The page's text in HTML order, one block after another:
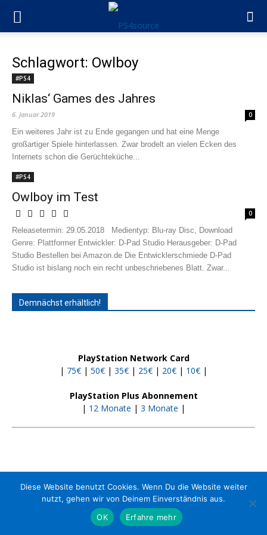
Schlagwort: Owlboy
#PS4
Niklas‘ Games des Jahres
6. Januar 2019 0
Ein weiteres Jahr ist zu Ende gegangen und hat eine Menge
großartiger Spiele hinterlassen. Zwar brodelt an vielen Ecken des
Internets schon die Gerüchteküche...
#PS4
Owlboy im Test
0
Releasetermin: 29.05.2018 Medientyp: Blu-ray Disc, Download
Genre: Plattformer Entwickler: D-Pad Studio Herausgeber: D-Pad
Studio Bestellen bei Amazon.de Die Entwicklerschmiede D-Pad
Studio ist bislang noch ein recht unbeschriebenes Blatt. Zwar...
Demnächst erhältlich!
PlayStation Network Card
| 75€ | 50€ | 35€ | 25€ | 20€ | 10€ |
PlayStation Plus Abonnement
| 12 Monate | 3 Monate |
Kontakt Jobs Impressum Media-Kit
© 2013 - 2023 PS4source
Diese Website benutzt Cookies. Wenn Du die Website weiter
nutzt, gehen wir von Deinem Einverständnis aus.
OK
Erfahre mehr